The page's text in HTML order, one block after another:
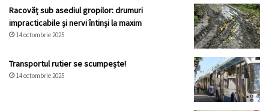
Racovăț sub asediul gropilor: drumuri
impracticabile și nervi întinși la maxim
14 octombrie 2025
Transportul rutier se scumpește!
14 octombrie 2025